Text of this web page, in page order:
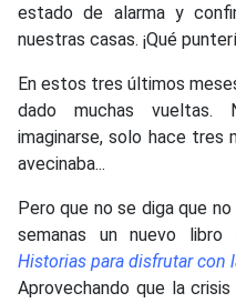
estado de alarma y
nuestras casas. ¡Qué
En estos tres últimos
dado muchas vueltas.
imaginarse, solo hace tres
avecinaba...
Pero que no se diga que
semanas un nuevo
Historias para disfrutar con
Aprovechando que la